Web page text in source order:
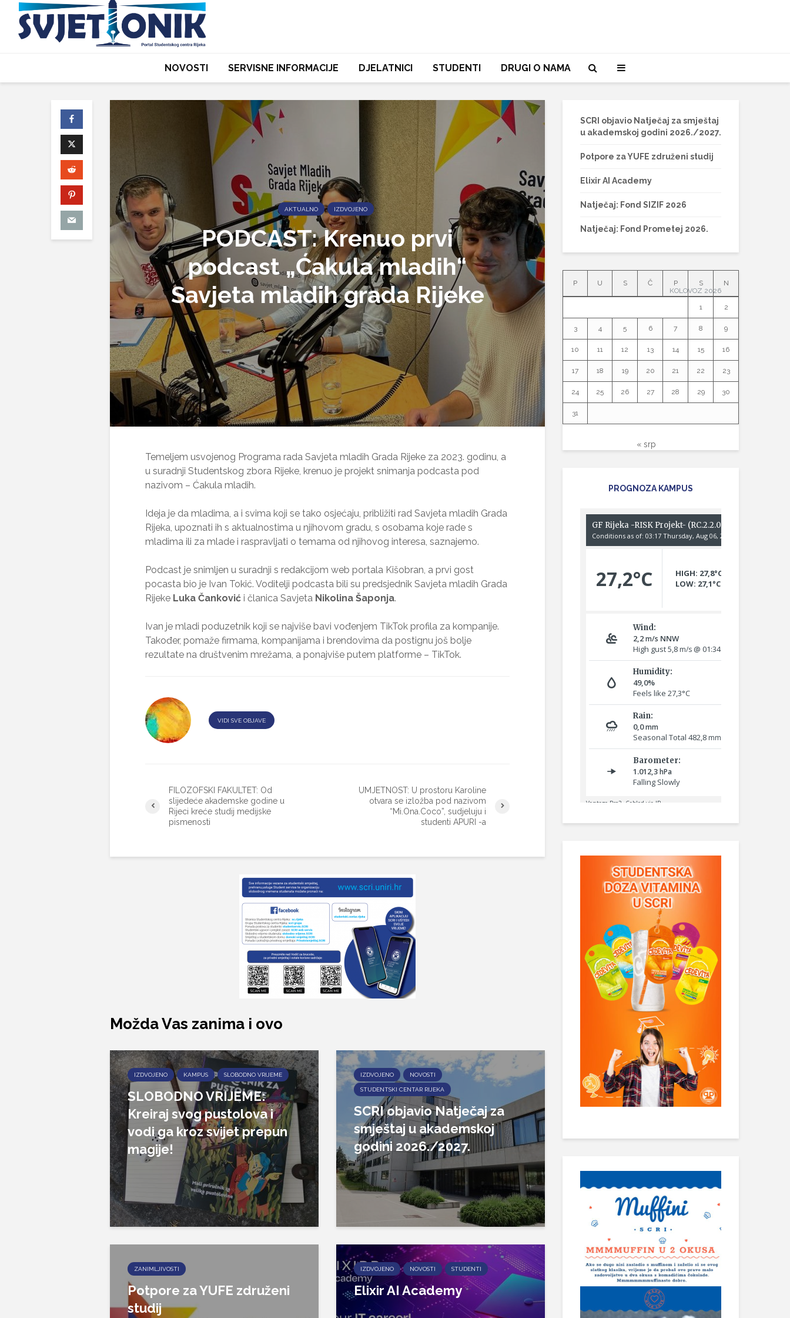
NOVOSTI SERVISNE INFORMACIJE DJELATNICI STUDENTI DRUGI O NAMA
AKTUALNO IZDVOJENO
PODCAST: Krenuo prvi
podcast „Ćakula mladih“
Savjeta mladih grada Rijeke
Temeljem usvojenog Programa rada Savjeta mladih Grada Rijeke za 2023. godinu, a
u suradnji Studentskog zbora Rijeke, krenuo je projekt snimanja podcasta pod
nazivom – Ćakula mladih.
Ideja je da mladima, a i svima koji se tako osjećaju, približiti rad Savjeta mladih Grada
Rijeka, upoznati ih s aktualnostima u njihovom gradu, s osobama koje rade s
mladima ili za mlade i raspravljati o temama od njihovog interesa, saznajemo.
Podcast je snimljen u suradnji s redakcijom web portala Kišobran, a prvi gost
pocasta bio je Ivan Tokić. Voditelji podcasta bili su predsjednik Savjeta mladih Grada
Rijeke Luka Čanković i članica Savjeta Nikolina Šaponja.
Ivan je mladi poduzetnik koji se najviše bavi vođenjem TikTok profila za kompanije.
Također, pomaže firmama, kompanijama i brendovima da postignu još bolje
rezultate na društvenim mrežama, a ponajviše putem platforme – TikTok.
VIDI SVE OBJAVE
FILOZOFSKI FAKULTET: Od
slijedeće akademske godine u
Rijeci kreće studij medijske
pismenosti
UMJETNOST: U prostoru Karoline
otvara se izložba pod nazivom
“Mi.Ona.Coco”, sudjeluju i
studenti APURI -a
Možda Vas zanima i ovo
IZDVOJENO KAMPUS SLOBODNO VRIJEME
SLOBODNO VRIJEME:
Kreiraj svog pustolova i
vodi ga kroz svijet prepun
magije!
IZDVOJENO NOVOSTI
STUDENTSKI CENTAR RIJEKA
SCRI objavio Natječaj za
smještaj u akademskoj
godini 2026./2027.
ZANIMLJIVOSTI
Potpore za YUFE združeni
studij
IZDVOJENO NOVOSTI STUDENTI
Elixir AI Academy
SCRI objavio Natječaj za smještaj
u akademskoj godini 2026./2027.
Potpore za YUFE združeni studij
Elixir AI Academy
Natječaj: Fond SIZIF 2026
Natječaj: Fond Prometej 2026.
KOLOVOZ 2026
P U S Č P S N
1 2
3 4 5 6 7 8 9
10 11 12 13 14 15 16
17 18 19 20 21 22 23
24 25 26 27 28 29 30
31
« srp
PROGNOZA KAMPUS